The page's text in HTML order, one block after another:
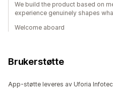
We build the product based on
experience genuinely shapes
Welcome aboard
Brukerstøtte
App-støtte leveres av Uforia